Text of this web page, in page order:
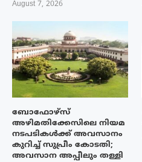
August 7, 2026
ബോഫോഴ്‌സ്
അഴിമതിക്കേസിലെ നിയമ
നടപടികൾക്ക് അവസാനം
കുറിച്ച് സുപ്രീം കോടതി;
അവസാന അപ്പീലും തള്ളി